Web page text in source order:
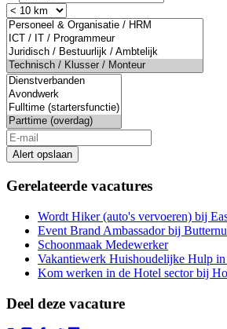
Alert opslaan
Gerelateerde vacatures
Wordt Hiker (auto's vervoeren) bij
Event Brand Ambassador bij
Schoonmaak Medewerker
Vakantiewerk Huishoudelijke Hulp
Kom werken in de Hotel sector bij
Deel deze vacature